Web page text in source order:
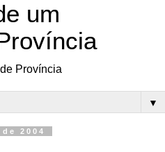
um
Província
▼
2004